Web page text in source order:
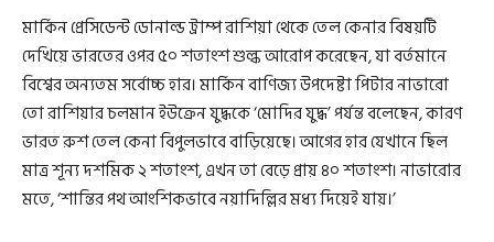
মার্কিন প্রেসিডেন্ট ডোনাল্ড ট্রাম্প রাশিয়া থেকে তেল কেনার বিষয়টি
দেখিয়ে ভারতের ওপর ৫০ শতাংশ শুল্ক আরোপ করেছেন, যা বর্তমানে
বিশ্বের অন্যতম সর্বোচ্চ হার। মার্কিন বাণিজ্য উপদেষ্টা পিটার নাভারো
তো রাশিয়ার চলমান ইউক্রেন যুদ্ধকে ‘মোদির যুদ্ধ’ পর্যন্ত বলেছেন, কারণ
ভারত রুশ তেল কেনা বিপুলভাবে বাড়িয়েছে। আগের হার যেখানে ছিল
মাত্র শূন্য দশমিক ২ শতাংশ, এখন তা বেড়ে প্রায় ৪০ শতাংশ। নাভারোর
মতে, ‘শান্তির পথ আংশিকভাবে নয়াদিল্লির মধ্য দিয়েই যায়।’